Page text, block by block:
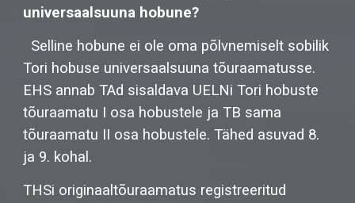
universaalsuuna hobune?
Selline hobune ei ole oma põlvnemiselt sobilik
Tori hobuse universaalsuuna tõuraamatusse.
EHS annab TAd sisaldava UELNi Tori hobuste
tõuraamatu I osa hobustele ja TB sama
tõuraamatu II osa hobustele. Tähed asuvad 8.
ja 9. kohal.
THSi originaaltõuraamatus registreeritud